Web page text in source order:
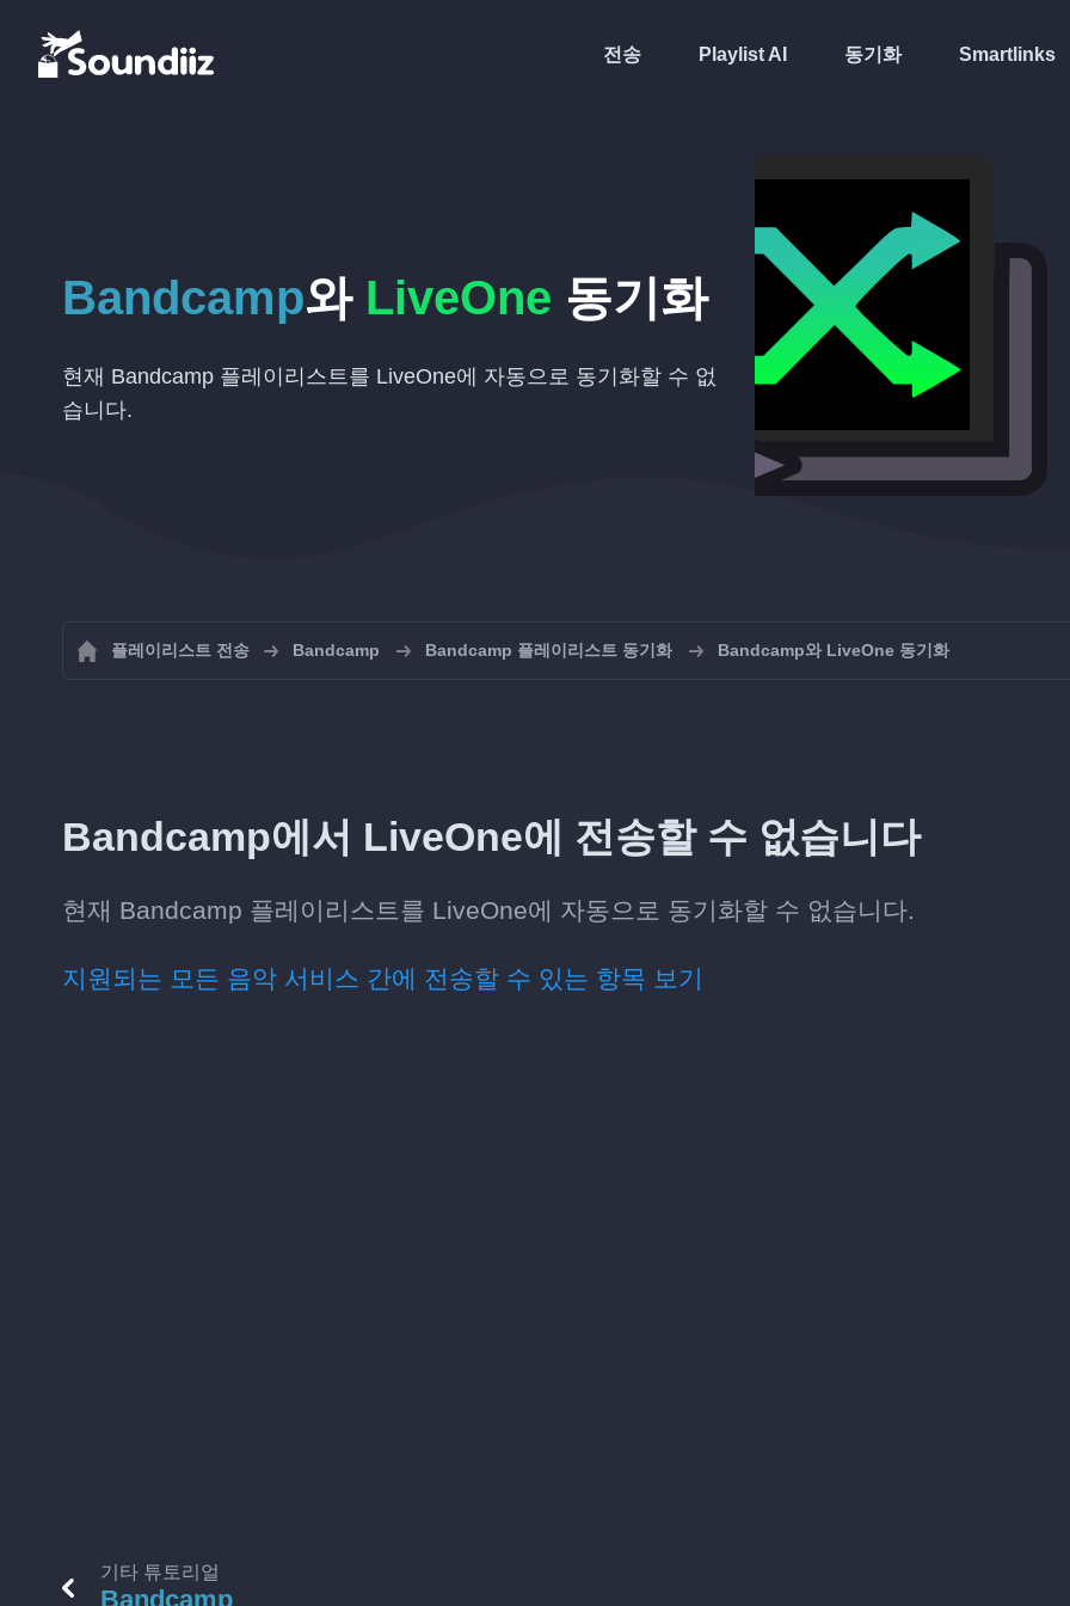
전송 Playlist AI 동기화 Smartlinks
Bandcamp와 LiveOne 동기화
현재 Bandcamp 플레이리스트를 LiveOne에 자동으로 동기화할 수 없
습니다.
플레이리스트 전송 Bandcamp Bandcamp 플레이리스트 동기화 Bandcamp와 LiveOne 동기화
Bandcamp에서 LiveOne에 전송할 수 없습니다
현재 Bandcamp 플레이리스트를 LiveOne에 자동으로 동기화할 수 없습니다.
지원되는 모든 음악 서비스 간에 전송할 수 있는 항목 보기
기타 튜토리얼
Bandcamp